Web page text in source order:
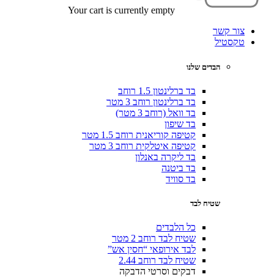
Your cart is currently empty
צור קשר
טקסטיל
הבדים שלנו
בד ברלינטון 1.5 רוחב
בד ברלינטון רוחב 3 מטר
בד וואל (רוחב 3 מטר)
בד שיפון
קטיפה קוריאנית רוחב 1.5 מטר
קטיפה איטלקית רוחב 3 מטר
בד ליקרה באנלון
בד ביטנה
בד סוויד
שטיח לבד
כל הלבדים
שטיח לבד רוחב 2 מטר
לבד אירופאי “חסין אש”
שטיח לבד רוחב 2.44
דבקים וסרטי הדבקה